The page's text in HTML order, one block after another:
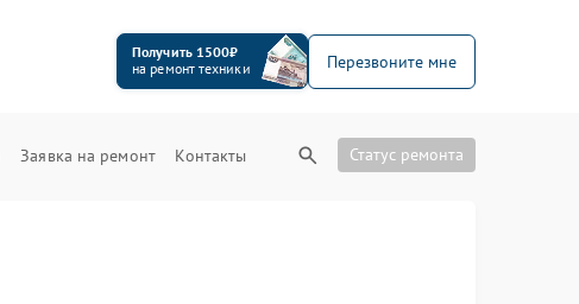
Получить 1500₽
на ремонт техники
Перезвоните мне
Заявка на ремонт Контакты Статус ремонта